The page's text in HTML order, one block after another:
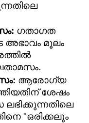
ഗതാഗത
മൂലം
ആരോഗ്യ
ശേഷം
ലഭിക്കുന്നതിലെ
"ഒരിക്കലും